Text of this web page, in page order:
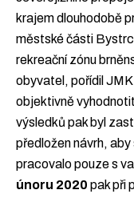
krajem dlouhodobě
městské části
rekreační zónu
obyvatel, pořídil JMK
objektivně
výsledků pak byl
předložen návrh,
pracovalo pouze s
únoru 2020 pak při